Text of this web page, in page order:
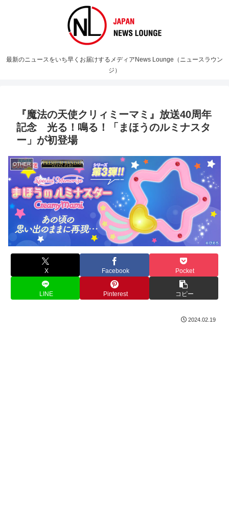
最新のニュースをいち早くお届けするメディアNews Lounge（ニュースラウン
ジ）
『魔法の天使クリィミーマミ』放送40周年
記念 光る！鳴る！「まほうのルミナスタ
ー」が初登場
OTHER
X Facebook Pocket
LINE Pinterest コピー
2024.02.19